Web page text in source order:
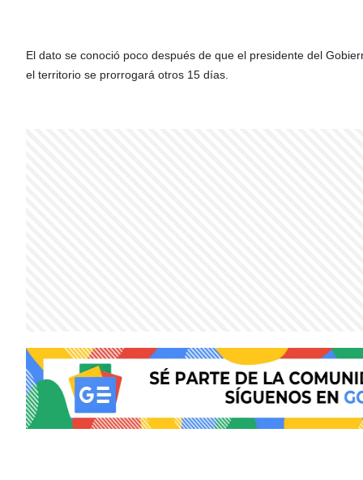
El dato se conoció poco después de que el presidente del
el territorio se prorrogará otros 15 días.